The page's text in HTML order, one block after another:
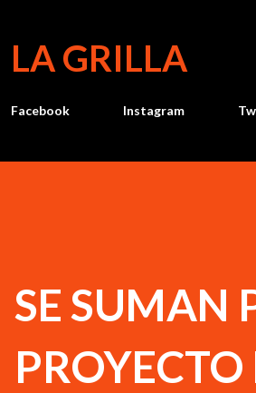
LA GRILLA
Facebook Instagram
SE SUMAN